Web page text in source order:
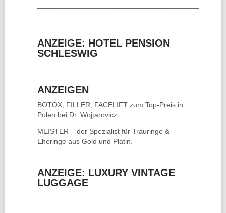
ANZEIGE: HOTEL PENSION
SCHLESWIG
ANZEIGEN
BOTOX, FILLER, FACELIFTzum Top-Preis in
Polen bei Dr. Wojtarovicz
MEISTER – der Spezialist für Trauringe &
Eheringe aus Gold und Platin.
ANZEIGE: LUXURY VINTAGE
LUGGAGE